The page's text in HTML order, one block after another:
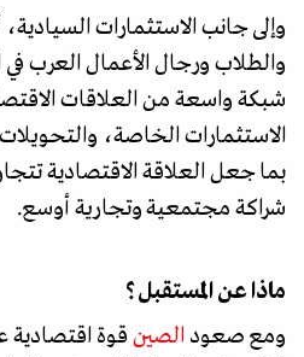
وإلى جانب الاستثمارات
والطلاب ورجال الأعمال العرب في
شبكة واسعة من العلاقات
الاستثمارات الخاصة، والتحويلات
بما جعل العلاقة الاقتصادية
شراكة مجتمعية وتجارية أوسع.
ماذا عن المستقبل؟
ومع صعود الصين قوة اقتصادية